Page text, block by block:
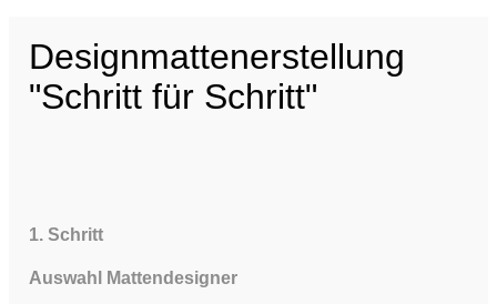
Designmattenerstellung
"Schritt für Schritt"
1. Schritt
Auswahl Mattendesigner